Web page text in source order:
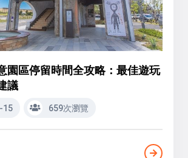
園區停留時間全攻略：最佳遊玩
議
15 659次瀏覽